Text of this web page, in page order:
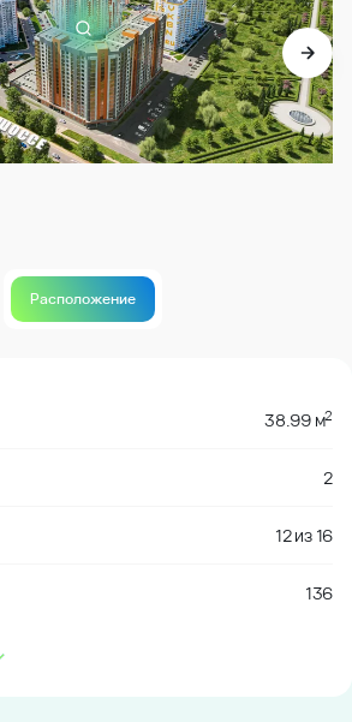
Расположение
38.99 м2
2
12из16
136